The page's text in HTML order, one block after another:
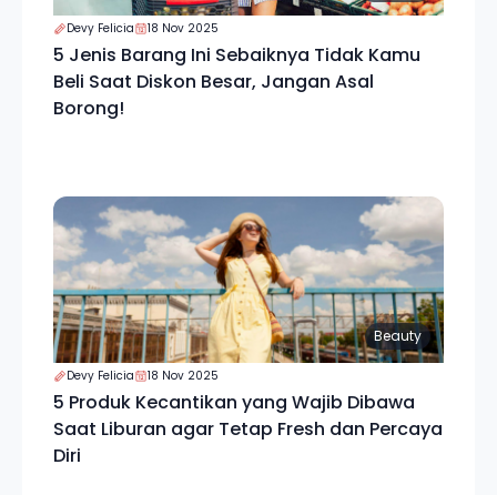
Devy Felicia 18 Nov 2025
5 Jenis Barang Ini Sebaiknya Tidak Kamu
Beli Saat Diskon Besar, Jangan Asal
Borong!
Beauty
Devy Felicia 18 Nov 2025
5 Produk Kecantikan yang Wajib Dibawa
Saat Liburan agar Tetap Fresh dan Percaya
Diri